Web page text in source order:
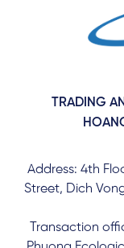
TRADING
Address: 4th
Street, Dich
Transaction